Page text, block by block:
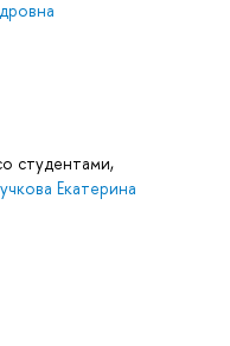
студентами,
Екатерина